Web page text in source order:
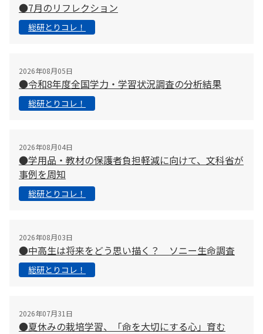
●7月のリフレクション
総研とりコレ！
2026年08月05日
●令和8年度全国学力・学習状況調査の分析結果
総研とりコレ！
2026年08月04日
●学用品・教材の保護者負担軽減に向けて、文科省が
事例を周知
総研とりコレ！
2026年08月03日
●中高生は将来をどう思い描く？ ソニー生命調査
総研とりコレ！
2026年07月31日
●夏休みの栽培学習、「命を大切にする心」育む